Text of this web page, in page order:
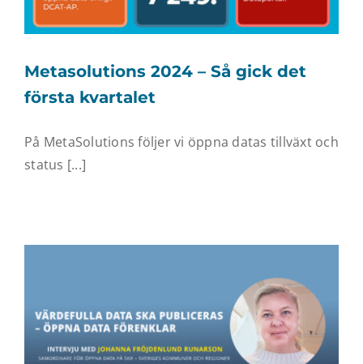
Metasolutions 2024 – Så gick det
första kvartalet
På MetaSolutions följer vi öppna datas tillväxt och
status [...]